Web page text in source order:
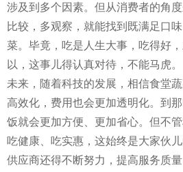
涉及到多个因素。但从消费者的角
比较，多观察，就能找到既满足口
菜。毕竟，吃是人生大事，吃得好
以，这事儿得认真对待，不能马虎。
未来，随着科技的发展，相信食堂
高效化，费用也会更加透明化。到
饭就会更加方便、更加省心。但不
吃健康、吃实惠，这始终是大家伙
供应商还得不断努力，提高服务质